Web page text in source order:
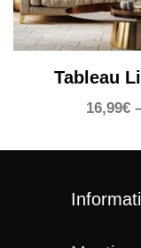
Tableau
16,99€